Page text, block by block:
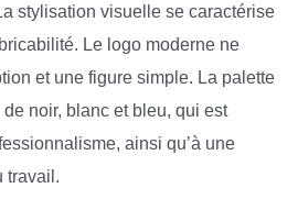
stylisation visuelle se caractérise
Le logo moderne ne
et une figure simple. La palette
noir, blanc et bleu, qui est
ainsi qu’à une
travail.